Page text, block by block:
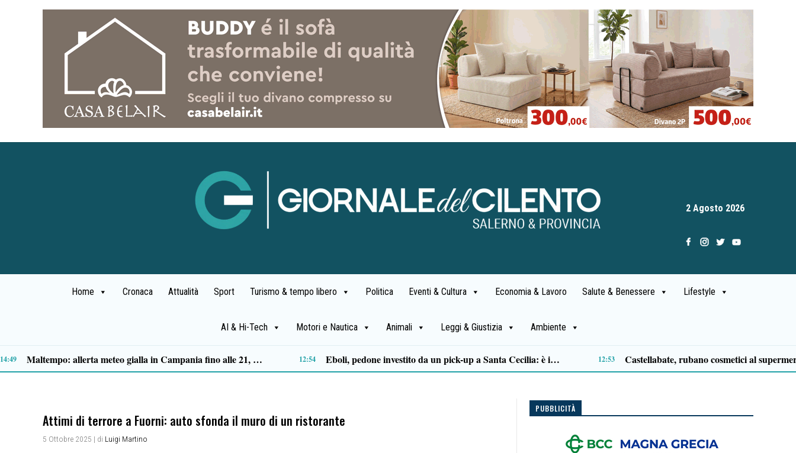
2 Agosto 2026
Home Cronaca Attualità Sport Turismo & tempo libero Politica Eventi & Cultura Economia & Lavoro Salute & Benessere Lifestyle
AI & Hi-Tech Motori e Nautica Animali Leggi & Giustizia Ambiente
Schianto mortale sulla Cilentana, aperta un’inchiesta: dinamica al vaglio dei carabinieri 19:27 Sapri: arrestato 49enne dopo le minacce nel palazzo, feriti tre carabinieri durante l’intervento 19:20 Sapri, successo per “The Angel Voices in Gospel”: il lungomare si accende di musica e applausi 19:08
Attimi di terrore a Fuorni: auto sfonda il muro di un ristorante
5 Ottobre 2025 | di Luigi Martino
PUBBLICITÀ